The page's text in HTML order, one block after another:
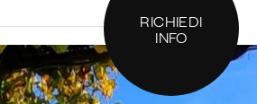
RICHIEDI
INFO